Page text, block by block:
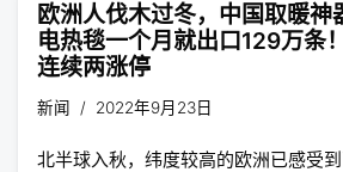
欧洲人伐木过冬，中国取暖神
电热毯一个月就出口129万条
连续两涨停
新闻 2022年9月23日
北半球入秋，纬度较高的欧洲已感受